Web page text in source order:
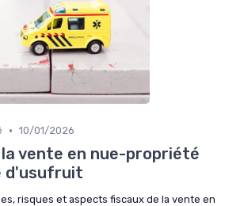
• 10/01/2026
vente en nue-propriété
d'usufruit
risques et aspects fiscaux de la vente en